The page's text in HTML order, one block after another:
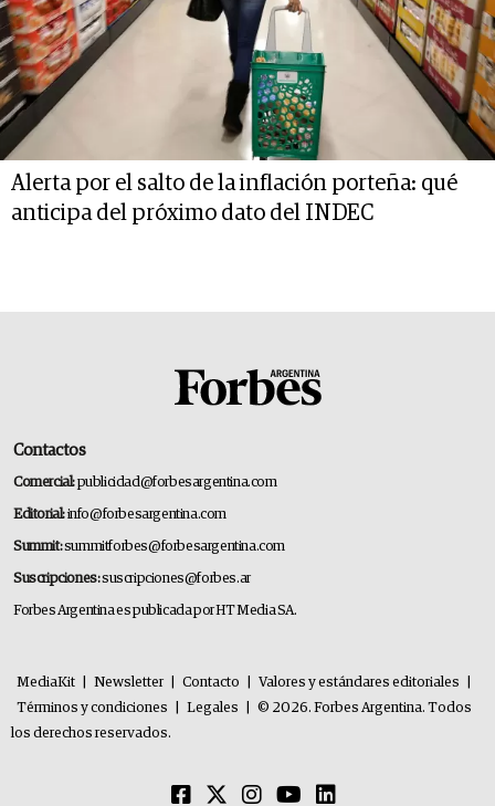
Alerta por el salto de la inflación porteña: qué
anticipa del próximo dato del INDEC
Contactos
Comercial:publicidad@forbesargentina.com
Editorial:info@forbesargentina.com
Summit:summitforbes@forbesargentina.com
Suscripciones:suscripciones@forbes.ar
Forbes Argentina es publicada por HT Media SA.
MediaKit Newsletter Contacto Valores y estándares editoriales
Términos y condiciones
Legales
© 2026. Forbes Argentina. Todos
los derechos reservados.